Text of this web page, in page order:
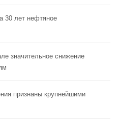
30 лет нефтяное
значительное снижение
признаны крупнейшими